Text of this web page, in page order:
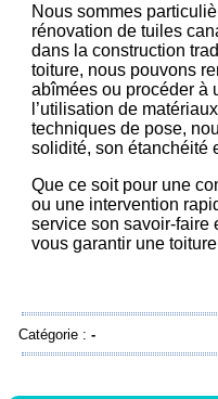
Nous sommes
rénovation de tuiles
dans la construction
toiture, nous pouvons
abîmées ou procéder à
l’utilisation de
techniques de pose,
solidité, son étanchéité
Que ce soit pour une
ou une intervention
service son savoir-faire
vous garantir une
Catégorie : -